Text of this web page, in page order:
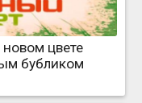
цвете
бубликом